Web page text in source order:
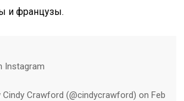
и французы.
Instagram
Crawford (@cindycrawford) on Feb